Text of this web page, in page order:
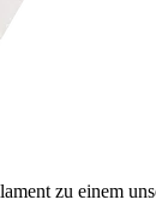
zu einem